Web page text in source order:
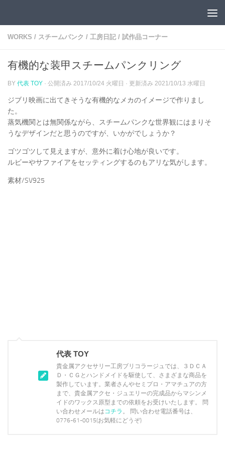
WORKS / スチームパンク / 工房日記 / 試作品コーナー
有機的な装甲スチームパンクリング
BY 代表 TOY · 公開済み 2017/10/24 火曜日 · 更新済み 2021/10/13 水曜日
ジブリ映画に出てきそうな有機的なメカのイメージで作りまし
た。
蒸気機関とは無関係ながら、スチームパンクな世界観にはまりそ
うなデザインだと思うのですが、いかがでしょうか？
ゴツゴツして見えますが、意外に着け心地が良いです。
ルビーやサファイアをセッティングするのもアリな気がします。
素材/SV925
代表 TOY
貴金属アクセサリー工房ブリコラージュでは、３ＤＣＡ
Ｄ・ＣＧとハンドメイドを駆使して、さまざまな商品を
製作しています。業者さんやセミプロ・アマチュアの方
まで、貴金属アクセ・ジュエリーの完成品からマシンメ
イドのワックス原型までの依頼をお受けいたします。 問
い合わせメールはコチラ 。 問い合わせ電話番号は、
0776-61-0015(お気軽にどうぞ)